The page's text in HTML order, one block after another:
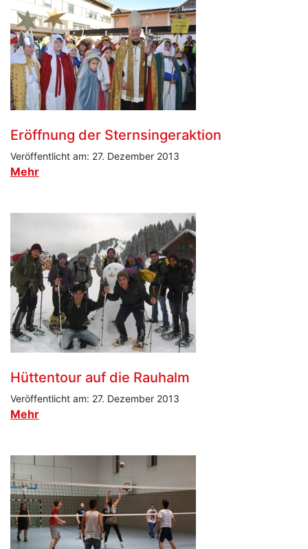
Eröffnung der Sternsingeraktion
Veröffentlicht am: 27. Dezember 2013
Mehr
Hüttentour auf die Rauhalm
Veröffentlicht am: 27. Dezember 2013
Mehr